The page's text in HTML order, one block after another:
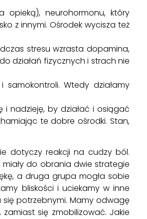
opieką), neurohormonu, który
z innymi. Ośrodek wycisza też
stresu wzrasta dopamina,
działań fizycznych i strach nie
Wtedy działamy
i nadzieję, by działać i osiągać
te dobre ośrodki. Stan,
dotyczy reakcji na cudzy ból.
do obrania dwie strategie
a druga grupa mogła sobie
bliskości i uciekamy w inne
potrzebnymi. Mamy odwagę
się zmobilizować. Jakie